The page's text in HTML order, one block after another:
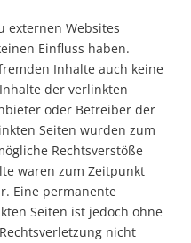
externen Websites
Einfluss haben.
Inhalte auch keine
der verlinkten
oder Betreiber der
Seiten wurden zum
Rechtsverstöße
waren zum Zeitpunkt
Eine permanente
Seiten ist jedoch ohne
nicht